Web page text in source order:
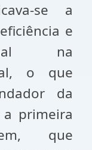
se a
e
na
o que
da
primeira
que